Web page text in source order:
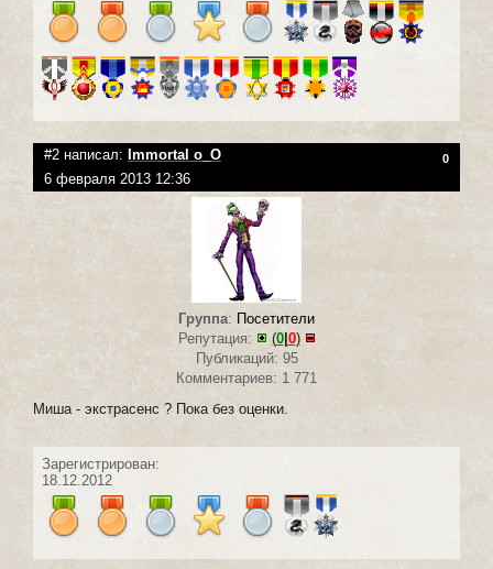
#2 написал: Immortal o_O 0
6 февраля 2013 12:36
Группа: Посетители
Репутация:
(0| 0)
Публикаций: 95
Комментариев: 1 771
Миша - экстрасенс ? Пока без оценки.
Зарегистрирован:
18.12.2012